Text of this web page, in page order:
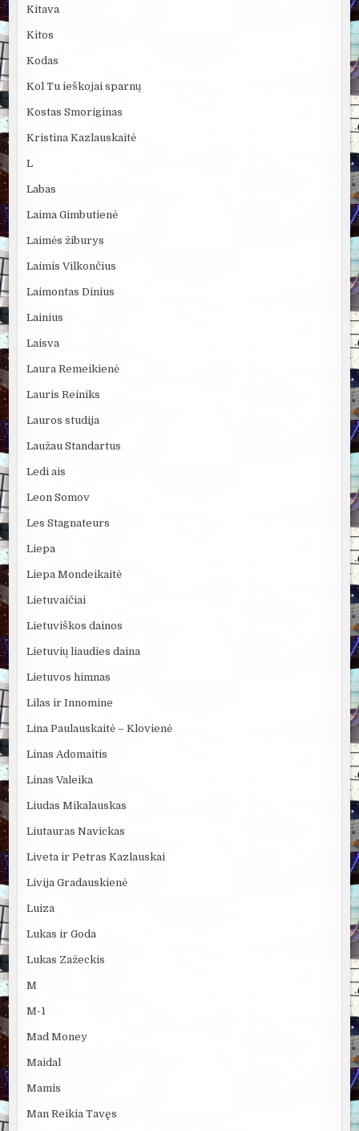
Kitava
Kitos
Kodas
Kol Tu ieškojai sparnų
Kostas Smoriginas
Kristina Kazlauskaitė
L
Labas
Laima Gimbutienė
Laimės žiburys
Laimis Vilkončius
Laimontas Dinius
Lainius
Laisva
Laura Remeikienė
Lauris Reiniks
Lauros studija
Laužau Standartus
Ledi ais
Leon Somov
Les Stagnateurs
Liepa
Liepa Mondeikaitė
Lietuvaičiai
Lietuviškos dainos
Lietuvių liaudies daina
Lietuvos himnas
Lilas ir Innomine
Lina Paulauskaitė – Klovienė
Linas Adomaitis
Linas Valeika
Liudas Mikalauskas
Liutauras Navickas
Liveta ir Petras Kazlauskai
Livija Gradauskienė
Luiza
Lukas ir Goda
Lukas Zažeckis
M
M-1
Mad Money
Maidal
Mamis
Man Reikia Tavęs